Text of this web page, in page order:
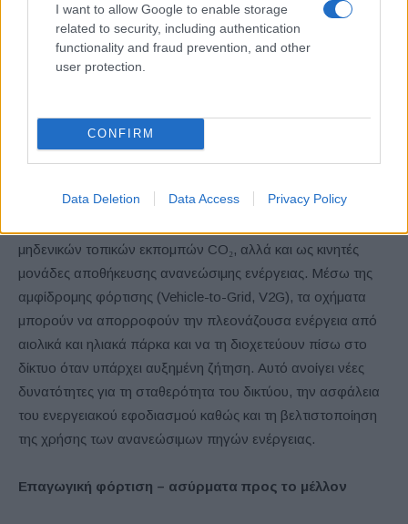
I want to allow Google to enable storage
related to security, including authentication
functionality and fraud prevention, and other
user protection.
CONFIRM
Data Deletion Data Access Privacy Policy
μπορεί να μειωθεί σημαντικά. Ανάλογα με τη χρήση, η
εξοικονόμηση μπορεί να φτάσει περίπου τα 500 ευρώ
ετησίως, που αντιστοιχούν σε περίπου 10.000 “δωρεάν”
Τα ηλεκτρικά οχήματα ως παράγοντες – κλειδί για την
ενεργειακή μετάβαση
Τα ηλεκτρικά οχήματα διαδραματίζουν κεντρικό ρόλο στην
μηδενικών τοπικών εκπομπών CO₂, αλλά και ως κινητές
μονάδες αποθήκευσης ανανεώσιμης ενέργειας. Μέσω της
αμφίδρομης φόρτισης (Vehicle-to-Grid, V2G), τα οχήματα
μπορούν να απορροφούν την πλεονάζουσα ενέργεια από
αιολικά και ηλιακά πάρκα και να τη διοχετεύουν πίσω στο
δίκτυο όταν υπάρχει αυξημένη ζήτηση. Αυτό ανοίγει νέες
δυνατότητες για τη σταθερότητα του δικτύου, την ασφάλεια
του ενεργειακού εφοδιασμού καθώς και τη βελτιστοποίηση
της χρήσης των ανανεώσιμων πηγών ενέργειας.
Επαγωγική φόρτιση – ασύρματα προς το μέλλον